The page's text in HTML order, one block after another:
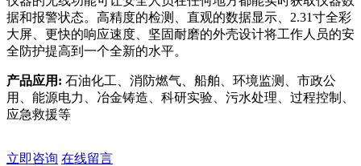
据和报警状态。高精度的检测、直观的数据显示、2.31寸全彩
大屏、更快的响应速度、坚固耐磨的外壳设计将工作人员的安
全防护提高到一个全新的水平。
产品应用: 石油化工、消防燃气、船舶、环境监测、市政公
用、能源电力、冶金铸造、科研实验、污水处理、过程控制、
应急救援等
立即咨询 在线留言